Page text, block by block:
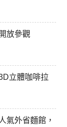
放參觀
立體咖啡拉
氣外省麵館，